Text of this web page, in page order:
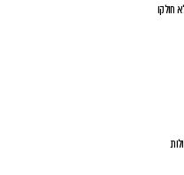
חולקו